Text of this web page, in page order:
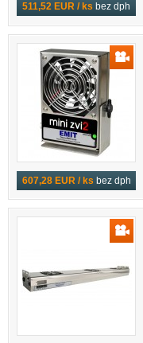
511,52 EUR / ks bez dph
607,28 EUR / ks bez dph